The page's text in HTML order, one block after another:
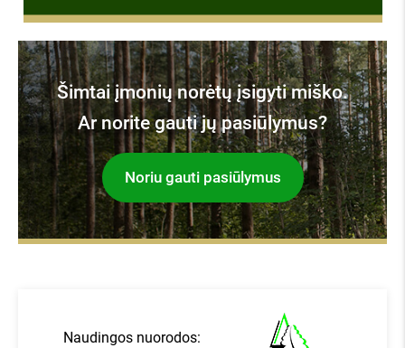
Šimtai įmonių norėtų įsigyti miško.
Ar norite gauti jų pasiūlymus?
Noriu gauti pasiūlymus
Naudingos nuorodos: